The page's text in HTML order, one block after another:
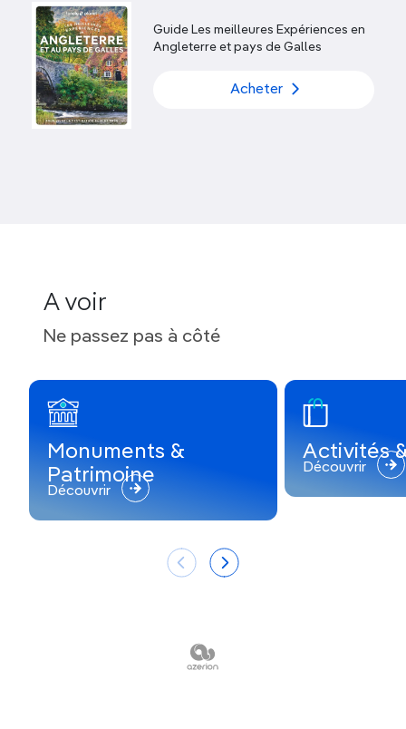
Dover, les falaises de craie qui bordent la côte
déchiquetée.
Cathédrale de Canterbury
Dépositaire de plus de 1 400 ans d’histoire
Guide Les meilleures Expériences en
Angleterre et pays de Galles
Acheter
A voir
Ne passez pas à côté
Monuments &
Patrimoine
Découvrir
Activités
Découvrir